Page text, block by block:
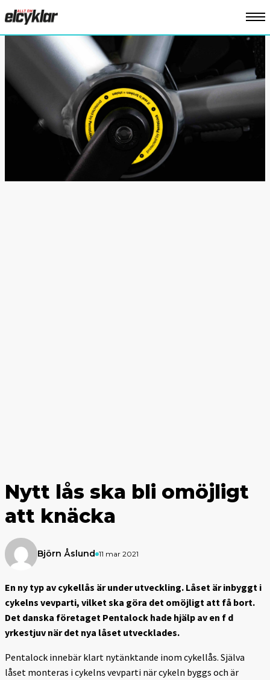
Nytt lås ska bli omöjligt
att knäcka
Björn Åslund 11 mar 2021
En ny typ av cykellås är under utveckling. Låset är inbyggt i
cykelns vevparti, vilket ska göra det omöjligt att få bort.
Det danska företaget Pentalock hade hjälp av en f d
yrkestjuv när det nya låset utvecklades.
Pentalock innebär klart nytänktande inom cykellås. Själva
låset monteras i cykelns vevparti när cykeln byggs och är